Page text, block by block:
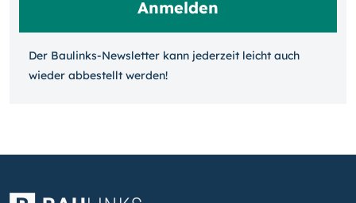
Der Baulinks-Newsletter kann jeder­zeit leicht auch
wieder ab­bestellt werden!